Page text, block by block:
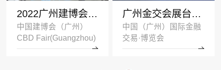
2022广州建博会双层展台设计搭建案例_欧派家居
中国建博会（广州）
CBD Fair(Guangzhou)
广州金交会展台设计案例_广汽集团
中国（广州）国际金融
交易·博览会